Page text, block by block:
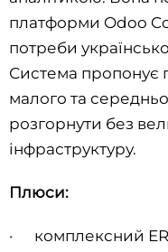
платформи Odoo
потреби
Система пропонує
малого та
розгорнути без
інфраструктуру.
Плюси:
· комплексний